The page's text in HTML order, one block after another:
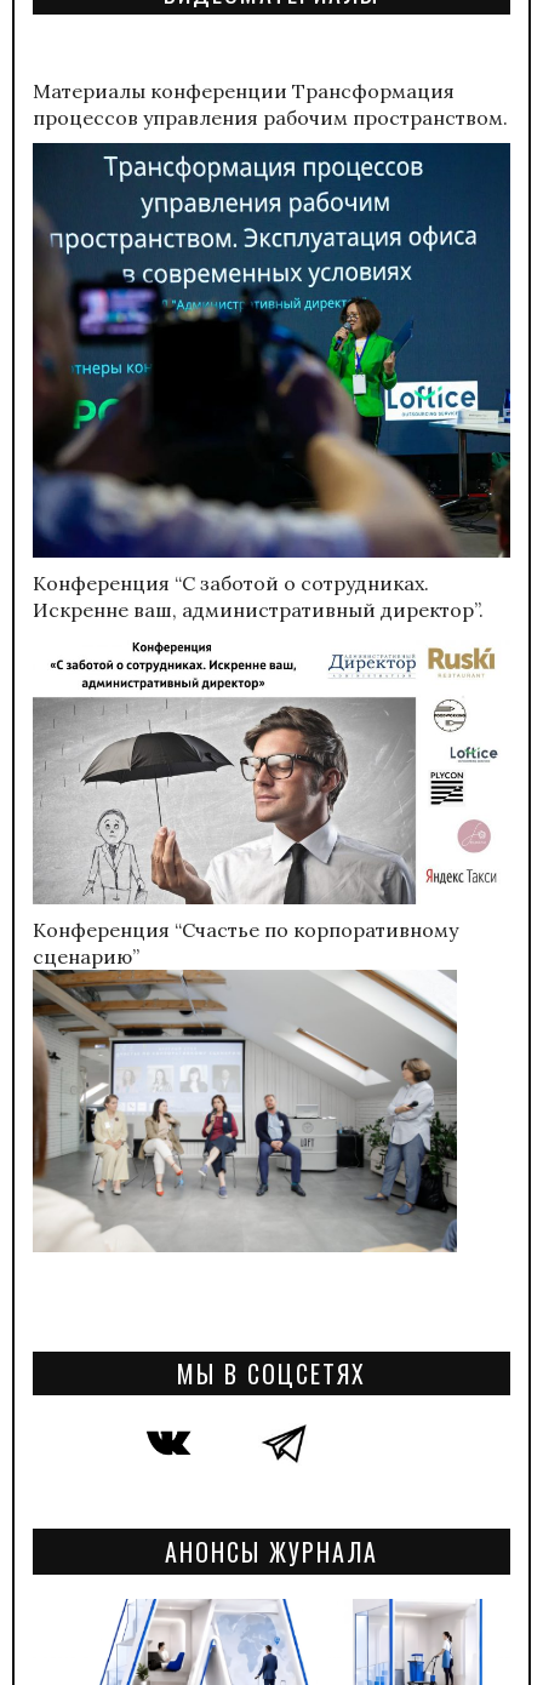
Материалы конференции Трансформация
процессов управления рабочим пространством.
Конференция “С заботой о сотрудниках.
Искренне ваш, административный директор”.
Конференция “Счастье по корпоративному
сценарию”
МЫ В СОЦСЕТЯХ
АНОНСЫ ЖУРНАЛА